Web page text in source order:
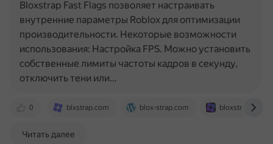
0 blxstrap.com blox-strap.com bloxstrap.dev
Bloxstrap Fast Flags позволяет настраивать
внутренние параметры Roblox для оптимизации
производительности. Некоторые возможности
использования: Настройка FPS. Можно установить
собственные лимиты частоты кадров в секунду,
отключить тени или…
Читать далее